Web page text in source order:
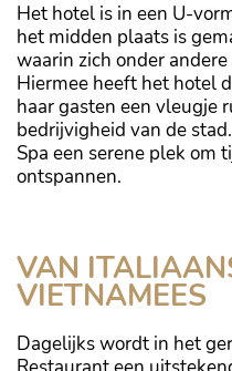
Het hotel is in een U-
het midden plaats is
waarin zich onder
Hiermee heeft het hotel
haar gasten een vleugje
bedrijvigheid van de
Spa een serene plek om
ontspannen.
VAN
VIETNAMEES
Dagelijks wordt in het